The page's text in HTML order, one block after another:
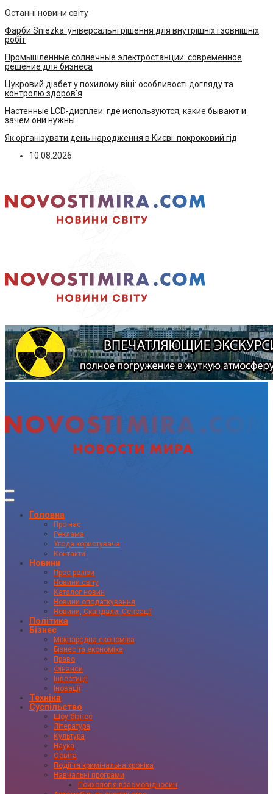
Останні новини світу
Фарби Sniezka: універсальні рішення для внутрішніх і зовнішніх
робіт
Промышленные солнечные электростанции: современное
решение для бизнеса
Цукровий діабет у похилому віці: особливості догляду та
контролю здоров’я
Настенные LCD-дисплеи: где используются, какие бывают и
зачем они нужны
Як організувати день народження в Києві: покроковий гід
10.08.2026
Головна
Про нас
Реклама
Угода користувача
Контакти
Новини
Прес-релізи
Новини світу
Каталог новин
Новини оподаткування
Новини, Скандали, Сенсації
Політика
Бізнес
Міжнародна економіка
Бізнес та економіка
Право
Фінанси
Інвестиції
Іновації
Техніка
Суспільство
Шоу-бізнес
Література
Культура
Наука
Освіта
Події та кримінальна хроніка
Навчальні програми
Психологія взаємовідносин